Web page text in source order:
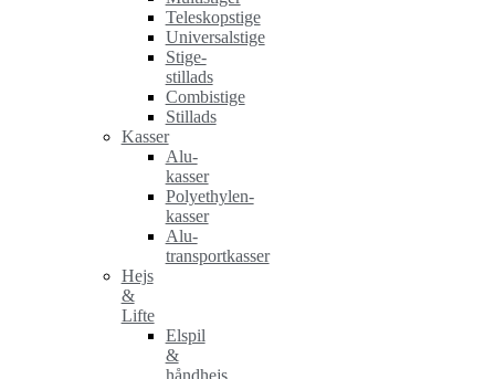
Teleskopstige
Universalstige
Stige-
stillads
Combistige
Stillads
Kasser
Alu-
kasser
Polyethylen-
kasser
Alu-
transportkasser
Hejs
&
Lifte
Elspil
&
håndhejs